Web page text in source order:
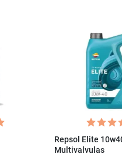
Repsol Elite
Multivalvulas